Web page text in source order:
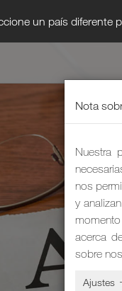
un país diferente
Nota
Nuestra
nos
y
acerca
sobre
Ajustes